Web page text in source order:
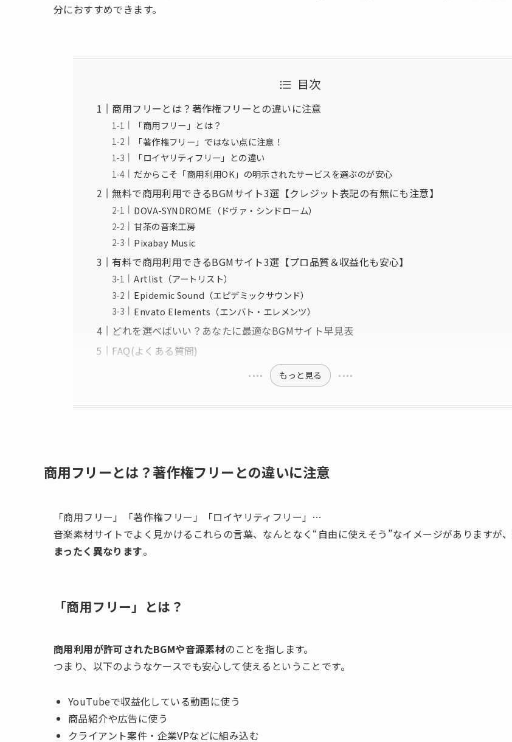
分におすすめできます。
目次
商用フリーとは？著作権フリーとの違いに注意
「商用フリー」とは？
「著作権フリー」ではない点に注意！
「ロイヤリティフリー」との違い
だからこそ「商用利用OK」の明示されたサービスを選ぶのが安心
無料で商用利用できるBGMサイト3選【クレジット表記の有無にも注意】
DOVA-SYNDROME（ドヴァ・シンドローム）
甘茶の音楽工房
Pixabay Music
有料で商用利用できるBGMサイト3選【プロ品質＆収益化も安心】
Artlist（アートリスト）
Epidemic Sound（エピデミックサウンド）
Envato Elements（エンバト・エレメンツ）
どれを選べばいい？あなたに最適なBGMサイト早見表
FAQ(よくある質問)
もっと見る
商用フリーとは？著作権フリーとの違いに注意
「商用フリー」「著作権フリー」「ロイヤリティフリー」…
音楽素材サイトでよく見かけるこれらの言葉、なんとなく“自由に使えそう”なイメージがありますが、
まったく異なります。
「商用フリー」とは？
商用利用が許可されたBGMや音源素材のことを指します。
つまり、以下のようなケースでも安心して使えるということです。
YouTubeで収益化している動画に使う
商品紹介や広告に使う
クライアント案件・企業VPなどに組み込む